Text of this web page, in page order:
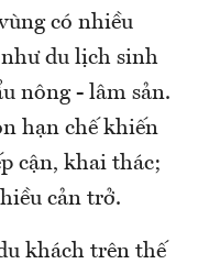
có nhiều
du lịch sinh
nông - lâm sản.
hạn chế khiến
cận, khai thác;
cản trở.
khách trên thế